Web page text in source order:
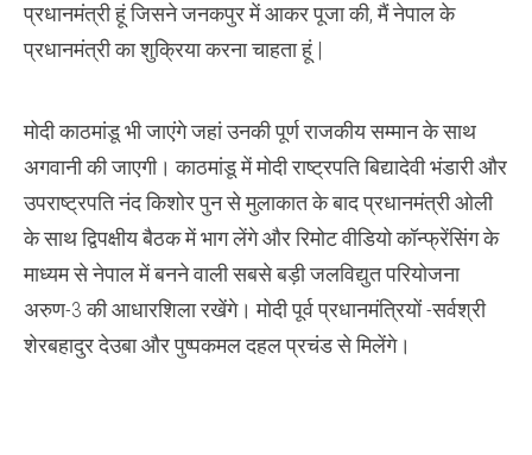
प्रधानमंत्री हूं जिसने जनकपुर में आकर पूजा की, मैं नेपाल के
प्रधानमंत्री का शुक्रिया करना चाहता हूं |
मोदी काठमांडू भी जाएंगे जहां उनकी पूर्ण राजकीय सम्मान के साथ
अगवानी की जाएगी। काठमांडू में मोदी राष्ट्रपति बिद्यादेवी भंडारी और
उपराष्ट्रपति नंद किशोर पुन से मुलाकात के बाद प्रधानमंत्री ओली
के साथ द्विपक्षीय बैठक में भाग लेंगे और रिमोट वीडियो कॉन्फ्रेंसिंग के
माध्यम से नेपाल में बनने वाली सबसे बड़ी जलविद्युत परियोजना
अरुण-3 की आधारशिला रखेंगे। मोदी पूर्व प्रधानमंत्रियों -सर्वश्री
शेरबहादुर देउबा और पुष्पकमल दहल प्रचंड से मिलेंगे।